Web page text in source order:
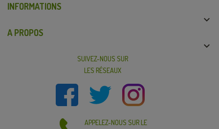
INFORMATIONS

A PROPOS

SUIVEZ-NOUS SUR
LES RÉSEAUX
APPELEZ-NOUS SUR LE